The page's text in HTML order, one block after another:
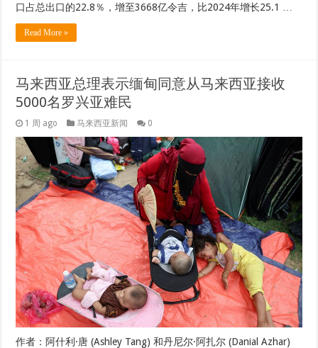
口占总出口的22.8％，增至3668亿令吉，比2024年增长25.1 …
Read More »
马来西亚总理表示缅甸同意从马来西亚接收
5000名罗兴亚难民
1 周 ago 马来西亚新闻 0
作者：阿什利·唐 (Ashley Tang) 和丹尼尔·阿扎尔 (Danial Azhar)